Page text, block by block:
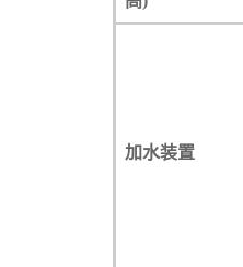
加水装置